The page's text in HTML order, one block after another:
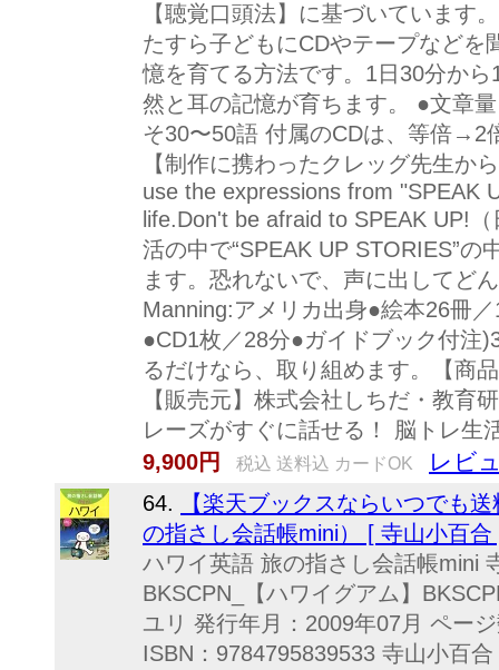
【聴覚口頭法】に基づいています
たすら子どもにCDやテープなどを
憶を育てる方法です。1日30分か
然と耳の記憶が育ちます。 ●文章
そ30〜50語 付属のCDは、等倍
【制作に携わったクレッグ先生か
use the expressions from "SPEAK
life.Don't be afraid to SPEAK UP!
活の中で“SPEAK UP STORIES”
ます。恐れないで、声に出してど
Manning:アメリカ出身●絵本26冊
●CD1枚／28分●ガイドブック付注
るだけなら、取り組めます。【商
【販売元】株式会社しちだ・教育
レーズがすぐに話せる！ 脳トレ生
9,900円
税込 送料込 カードOK レビ
64.
【楽天ブックスならいつでも
の指さし会話帳mini） [ 寺山小百合
ハワイ英語 旅の指さし会話帳mini
BKSCPN_【ハワイグアム】
ユリ 発行年月：2009年07月 ペー
ISBN：9784795839533 寺山小百